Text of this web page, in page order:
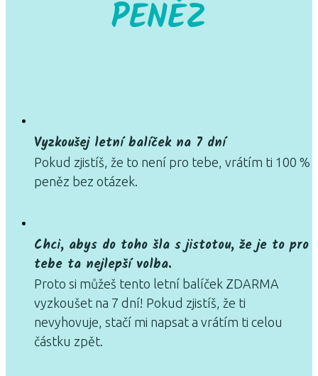
PENĚZ
Vyzkoušej letní balíček na 7 dní
Pokud zjistíš, že to není pro tebe, vrátím ti 100 %
peněz bez otázek.
Chci, abys do toho šla s jistotou, že je to pro
tebe ta nejlepší volba.
Proto si můžeš tento letní balíček ZDARMA
vyzkoušet na 7 dní! Pokud zjistíš, že ti
nevyhovuje, stačí mi napsat a vrátím ti celou
částku zpět.